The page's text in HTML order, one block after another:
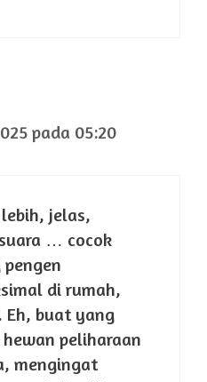
pada 05:20
jelas,
… cocok
di rumah,
buat yang
peliharaan
mengingat